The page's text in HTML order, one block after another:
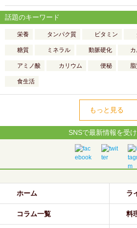
話題のキーワード
栄養 タンパク質 ビタミン
糖質 ミネラル 動脈硬化
アミノ酸 カリウム 便秘
食生活
もっと見る
SNSで最新情報を受
ホーム ラ
コラム一覧 料